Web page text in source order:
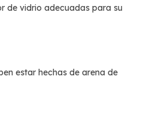
de vidrio adecuadas para su
estar hechas de arena de